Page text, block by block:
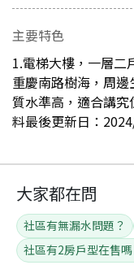
主要特色
1.電梯大樓，一層二
重慶南路樹海，周
質水準高，適合講
料最後更新日：
大家都在問
社區有無漏水問題？
社區有2房戶型在售嗎